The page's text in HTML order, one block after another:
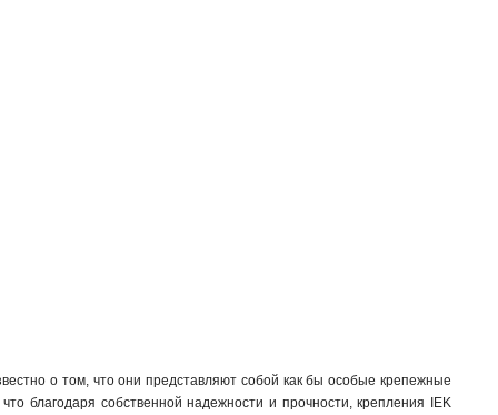
0
HEL-5562 0
о том, что они представляют собой как бы особые крепежные
благодаря собственной надежности и прочности, крепления IEK